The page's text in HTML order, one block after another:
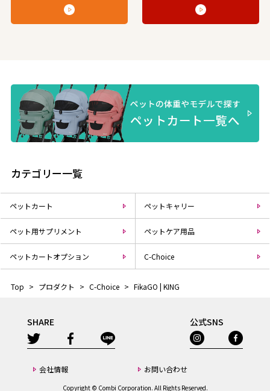
カテゴリー一覧
ペットカート ペットキャリー
ペット用サプリメント ペットケア⽤品
ペットカートオプション C-Choice
Top > プロダクト > C-Choice > FikaGO | KING
SHARE 公式SNS
会社情報 お問い合わせ
Copyright © Combi Corporation. All Rights Reserved.